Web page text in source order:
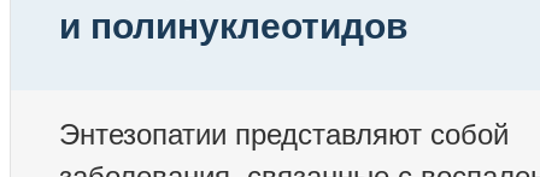
и полинуклеотидов
Энтезопатии представляют собой